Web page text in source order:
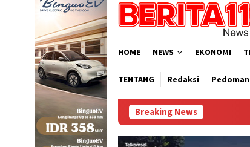
HOME NEWS EKONOMI
TENTANG Redaksi
Breaking News